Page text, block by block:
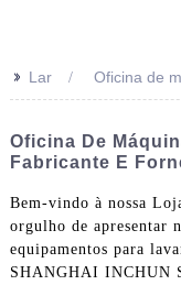
>> Lar Oficina de
Oficina De
Fabricante E
Bem-vindo à nossa
orgulho de apresentar
equipamentos para
SHANGHAI INCHUN